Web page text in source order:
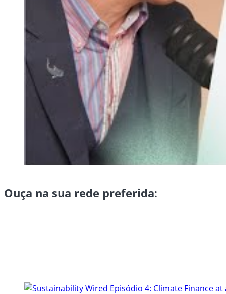
Ouça na sua rede preferida: